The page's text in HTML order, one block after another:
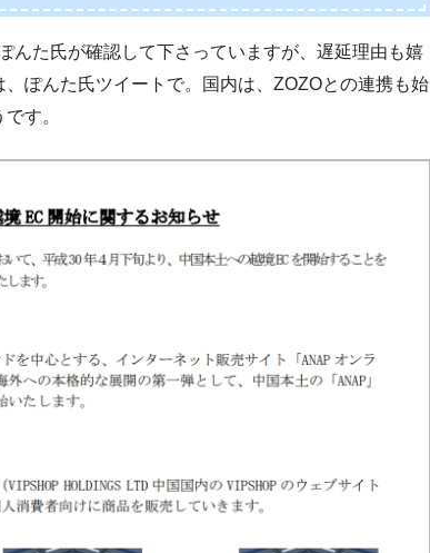
んた氏が確認して下さっていますが、遅延理由も嬉
ぽんた氏ツイートで。国内は、ZOZOとの連携も始
す。